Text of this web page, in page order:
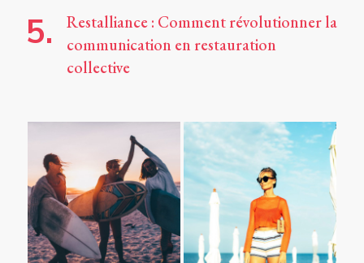
Restalliance : Comment révolutionner la
communication en restauration
collective